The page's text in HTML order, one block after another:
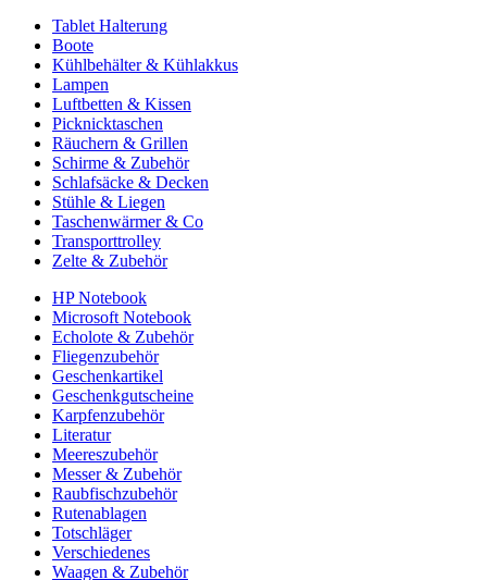
Tablet Halterung
Boote
Kühlbehälter & Kühlakkus
Lampen
Luftbetten & Kissen
Picknicktaschen
Räuchern & Grillen
Schirme & Zubehör
Schlafsäcke & Decken
Stühle & Liegen
Taschenwärmer & Co
Transporttrolley
Zelte & Zubehör
HP Notebook
Microsoft Notebook
Echolote & Zubehör
Fliegenzubehör
Geschenkartikel
Geschenkgutscheine
Karpfenzubehör
Literatur
Meereszubehör
Messer & Zubehör
Raubfischzubehör
Rutenablagen
Totschläger
Verschiedenes
Waagen & Zubehör